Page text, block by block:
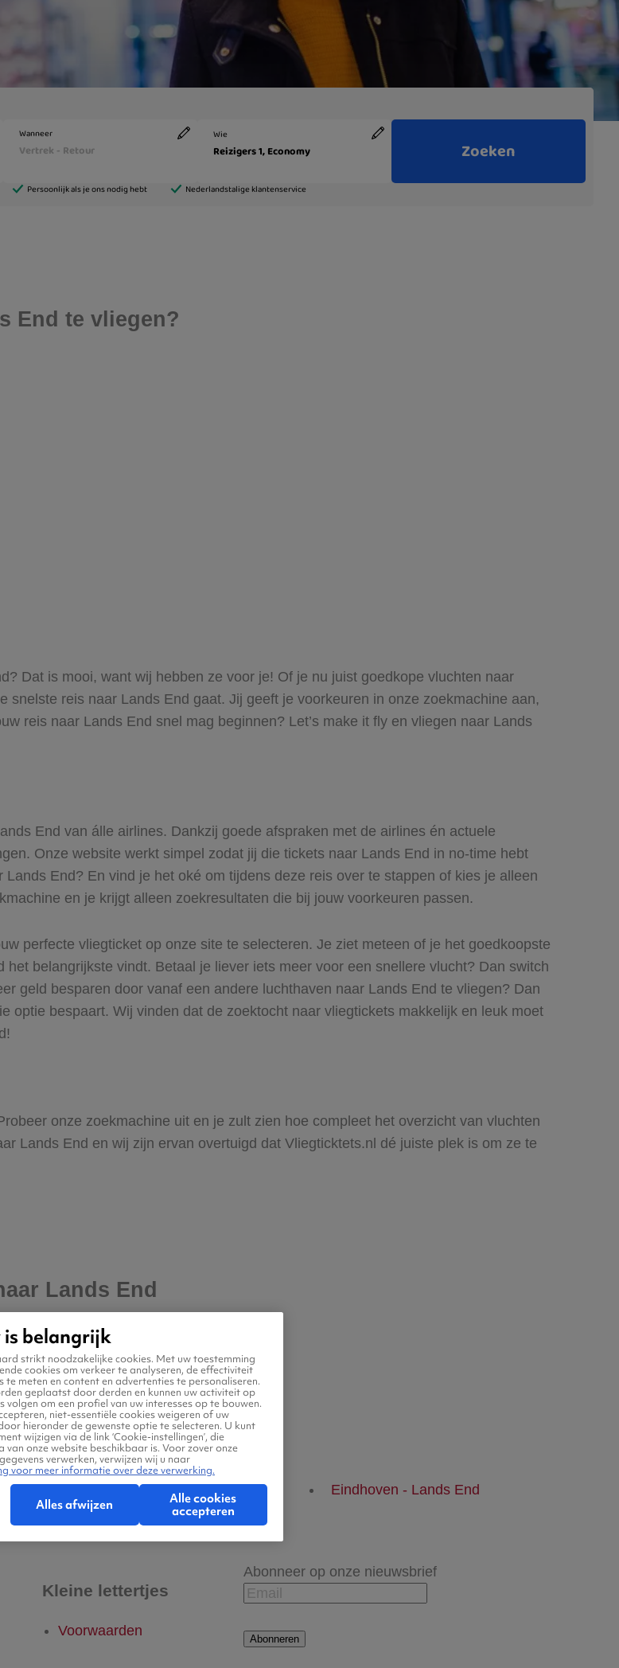
End te vliegen?
Dat is mooi, want wij hebben ze voor je! Of je nu juist goedkope vluchten naar
reis naar Lands End gaat. Jij geeft je voorkeuren in onze zoekmachine aan,
reis naar Lands End snel mag beginnen? Let’s make it fly en vliegen naar Lands
End van álle airlines. Dankzij goede afspraken met de airlines én actuele
Onze website werkt simpel zodat jij die tickets naar Lands End in no-time hebt
End? En vind je het oké om tijdens deze reis over te stappen of kies je alleen
en je krijgt alleen zoekresultaten die bij jouw voorkeuren passen.
perfecte vliegticket op onze site te selecteren. Je ziet meteen of je het goedkoopste
belangrijkste vindt. Betaal je liever iets meer voor een snellere vlucht? Dan switch
geld besparen door vanaf een andere luchthaven naar Lands End te vliegen? Dan
optie bespaart. Wij vinden dat de zoektocht naar vliegtickets makkelijk en leuk moet
onze zoekmachine uit en je zult zien hoe compleet het overzicht van vluchten
Lands End en wij zijn ervan overtuigd dat Vliegticktets.nl dé juiste plek is om ze te
Lands End
Lands End - Eindhoven Eindhoven - Lands End
Kleine lettertjes
Voorwaarden
Abonneer op onze nieuwsbrief
Abonneren
belangrijk
strikt noodzakelijke cookies. Met uw toestemming
cookies om verkeer te analyseren, de effectiviteit
te meten en content en advertenties te personaliseren.
geplaatst door derden en kunnen uw activiteit op
volgen om een profiel van uw interesses op te bouwen.
niet-essentiële cookies weigeren of uw
hieronder de gewenste optie te selecteren. U kunt
wijzigen via de link ‘Cookie-instellingen’, die
van onze website beschikbaar is. Voor zover onze
verwerken, verwijzen wij u naar
voor meer informatie over deze verwerking.
Alles afwijzen
Alle cookies
accepteren